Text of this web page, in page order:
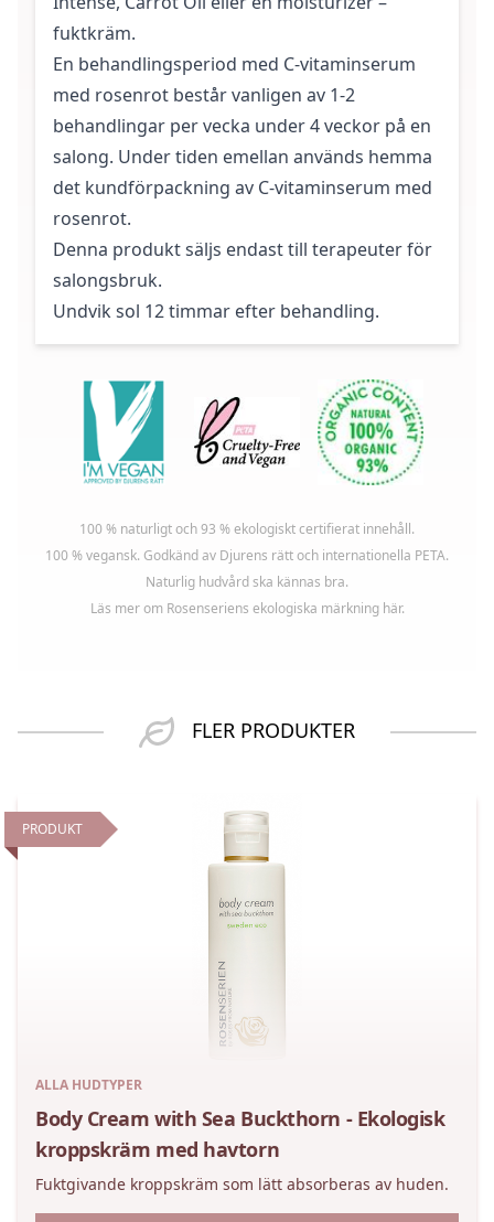
fuktkräm.
En behandlingsperiod med C-vitaminserum
med rosenrot består vanligen av 1-2
behandlingar per vecka under 4 veckor på en
salong. Under tiden emellan används hemma
det kundförpackning av C-vitaminserum med
rosenrot.
Denna produkt säljs endast till terapeuter för
salongsbruk.
Undvik sol 12 timmar efter behandling.
100 % naturligt och 93 % ekologiskt certifierat innehåll.
100 % vegansk. Godkänd av Djurens rätt och internationella PETA.
Naturlig hudvård ska kännas bra.
Läs mer om Rosenseriens ekologiska märkning här.
FLER PRODUKTER
PRODUKT
ALLA HUDTYPER
Body Cream with Sea Buckthorn - Ekologisk
kroppskräm med havtorn
Fuktgivande kroppskräm som lätt absorberas av huden.